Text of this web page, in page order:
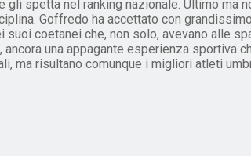
spetta nel ranking nazionale. Ultimo ma
Goffredo ha accettato con
coetanei che, non solo, avevano alle
una appagante esperienza sportiva
ma risultano comunque i migliori atleti